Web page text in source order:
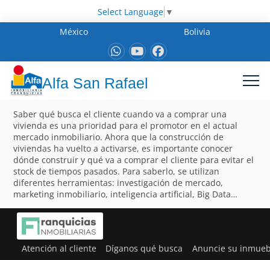
Select Language ▼
México
Bolivia
Alfa San Rafael
Saber qué busca el cliente cuando va a comprar una
vivienda es una prioridad para el promotor en el actual
mercado inmobiliario. Ahora que la construcción de
viviendas ha vuelto a activarse, es importante conocer
dónde construir y qué va a comprar el cliente para evitar el
stock de tiempos pasados. Para saberlo, se utilizan
diferentes herramientas: investigación de mercado,
marketing inmobiliario, inteligencia artificial, Big Data…
Atención al cliente Díganos qué busca Anuncie su